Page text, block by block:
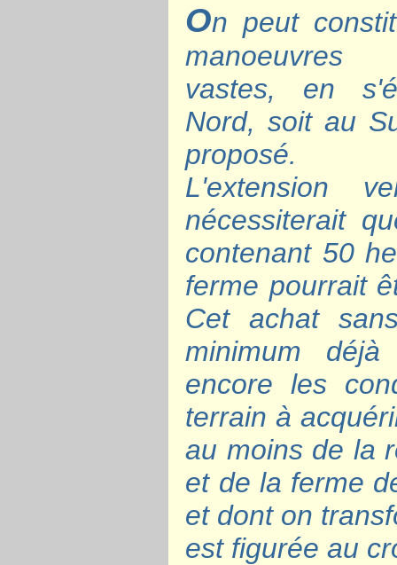
On peut
manoeuvres
vastes, en
Nord, soit au
proposé.
L'extension
nécessiterait
contenant 50
ferme pourrait
Cet achat
minimum
encore les
terrain à
au moins de la
et de la ferme
et dont on
est figurée au